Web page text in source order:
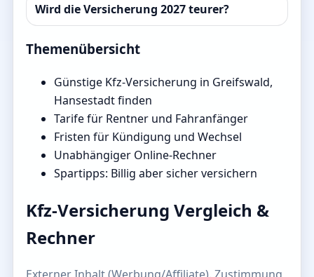
Wird die Versicherung 2027 teurer?
Themenübersicht
Günstige Kfz-Versicherung in Greifswald,
Hansestadt finden
Tarife für Rentner und Fahranfänger
Fristen für Kündigung und Wechsel
Unabhängiger Online-Rechner
Spartipps: Billig aber sicher versichern
Kfz-Versicherung Vergleich &
Rechner